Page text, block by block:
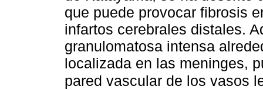
que puede provocar fibrosis
infartos cerebrales distales.
granulomatosa intensa
localizada en las meninges,
pared vascular de los vasos